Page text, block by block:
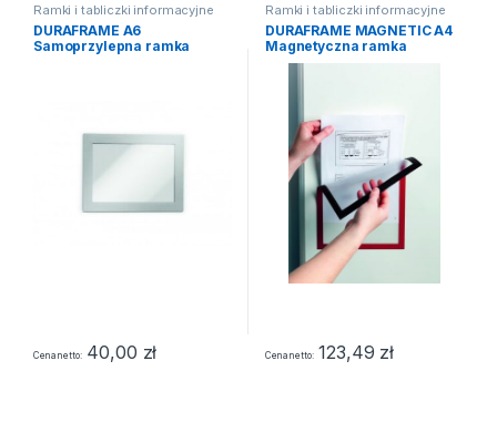
Ramki i tabliczki informacyjne
DURAFRAME A6
Samoprzylepna ramka
Cena netto 40,00 zł
Ramki i tabliczki informacyjne
DURAFRAME MAGNETIC A4
Magnetyczna ramka
informacyjna czerwona 5szt
Cena netto 123,49 zł